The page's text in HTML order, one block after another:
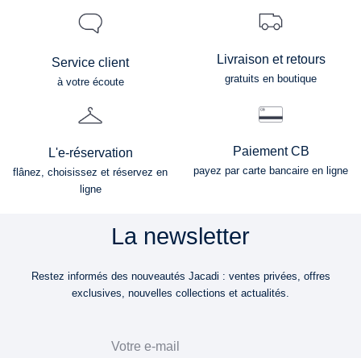
Service client
à votre écoute
Livraison et retours
gratuits en boutique
L'e-réservation
flânez, choisissez et réservez en
ligne
Paiement CB
payez par carte bancaire en ligne
La newsletter
Restez informés des nouveautés Jacadi : ventes privées, offres
exclusives, nouvelles collections et actualités.